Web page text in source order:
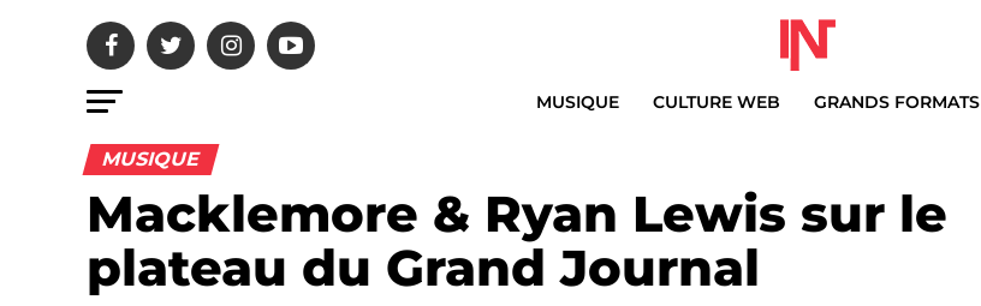
MUSIQUE CULTURE WEB GRANDS FORMATS
MUSIQUE
Macklemore & Ryan Lewis sur le
plateau du Grand Journal